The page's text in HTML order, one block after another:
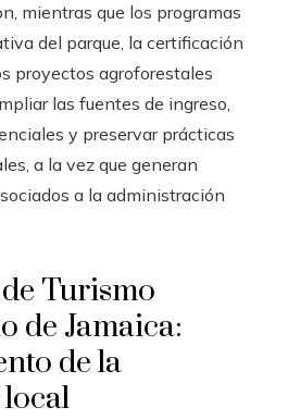
mientras que los programas
del parque, la certificación
proyectos agroforestales
las fuentes de ingreso,
y preservar prácticas
a la vez que generan
a la administración
Turismo
de Jamaica:
de la